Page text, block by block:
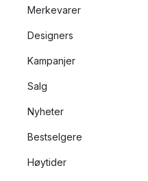
Merkevarer
Designers
Kampanjer
Salg
Nyheter
Bestselgere
Høytider